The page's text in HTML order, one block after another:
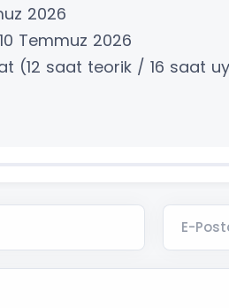
2026
Temmuz 2026
(12 saat teorik / 16 saat
E-